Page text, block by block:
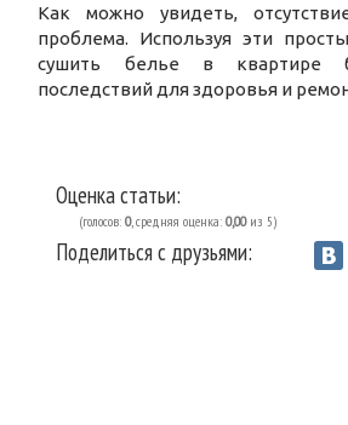
Как можно увидеть,
проблема. Используя эти
сушить белье в квартире
последствий для здоровья и
Оценка статьи:
(голосов: 0, средняя оценка: 0,00из 5)
Поделиться с друзьями: